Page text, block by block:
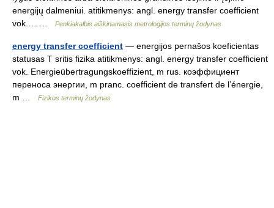
energijų dalmeniui. atitikmenys: angl. energy transfer coefficient
vok.… …
Penkiakalbis aiškinamasis metrologijos terminų žodynas
energy transfer coefficient — energijos pernašos koeficientas
statusas T sritis fizika atitikmenys: angl. energy transfer coefficient
vok. Energieübertragungskoeffizient, m rus. коэффициент
переноса энергии, m pranc. coefficient de transfert de l’énergie,
m …
Fizikos terminų žodynas